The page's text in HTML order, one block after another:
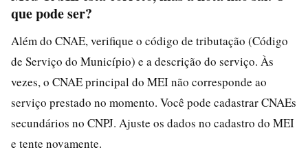
que pode ser?
Além do CNAE, verifique o código de tributação (Código
de Serviço do Município) e a descrição do serviço. Às
vezes, o CNAE principal do MEI não corresponde ao
serviço prestado no momento. Você pode cadastrar CNAEs
secundários no CNPJ. Ajuste os dados no cadastro do MEI
e tente novamente.